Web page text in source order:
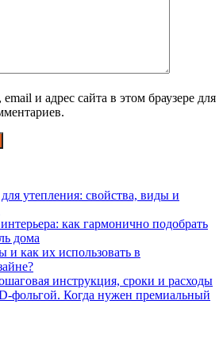
и адрес сайта в этом браузере для
утепления: свойства, виды и
как гармонично подобрать
дома
и как их использовать в
инструкция, сроки и расходы
фольгой. Когда нужен премиальный